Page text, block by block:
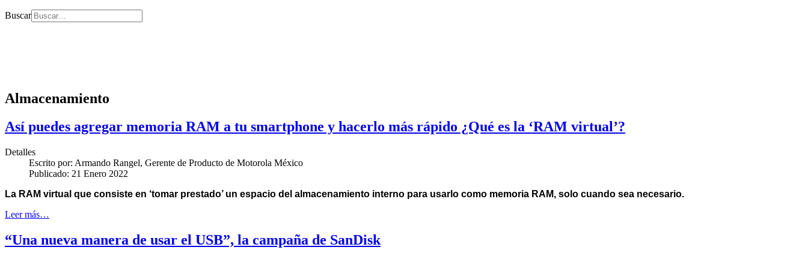
Buscar
Almacenamiento
Así puedes agregar memoria RAM a tu smartphone y hacerlo más rápido ¿Qué es la ‘RAM virtual’?
Detalles
Escrito por: Armando Rangel, Gerente de Producto de Motorola México
Publicado: 21 Enero 2022
La RAM virtual que consiste en ‘tomar prestado’ un espacio del almacenamiento interno para usarlo como memoria RAM, solo cuando sea necesario.
Leer más…
“Una nueva manera de usar el USB”, la campaña de SanDisk